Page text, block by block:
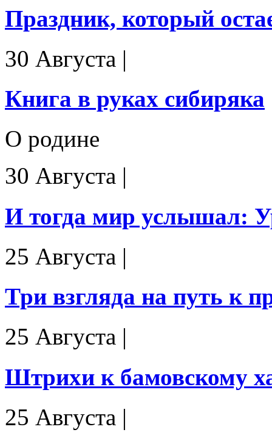
Праздник, который
30 Августа |
Книга в руках сибиряка
О родине
30 Августа |
И тогда мир услышал:
25 Августа |
Три взгляда на путь к
25 Августа |
Штрихи к бамовскому
25 Августа |